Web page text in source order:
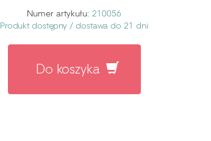
Numer artykułu:210056
Produkt dostępny /dostawa do 21 dni
Do koszyka